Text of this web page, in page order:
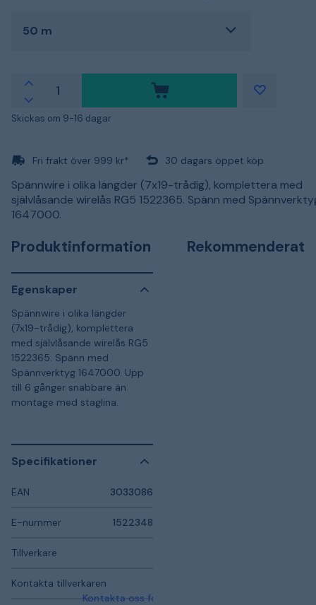
50 m
Skickas om 9-16 dagar
Fri frakt över 999 kr* 30 dagars öppet köp
Spännwire i olika längder (7x19-trådig), komplettera med
självlåsande wirelås RG5 1522365. Spänn med
1647000.
Produktinformation
Egenskaper
Spännwire i olika längder
(7x19-trådig), komplettera
med självlåsande wirelås RG5
1522365. Spänn med
Spännverktyg 1647000. Upp
till 6 gånger snabbare än
montage med staglina.
Specifikationer
EAN 3033086
E-nummer 1522348
Tillverkare
Kontakta tillverkaren
Kontakta oss för mer information
Rekommenderat